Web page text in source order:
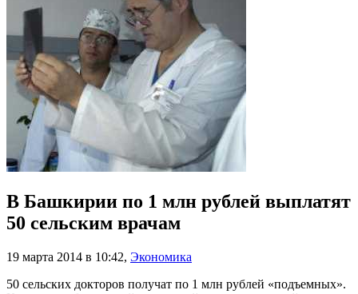
В Башкирии по 1 млн рублей выплатят
50 сельским врачам
19 марта 2014 в 10:42, Экономика
50 сельских докторов получат по 1 млн рублей «подъемных».